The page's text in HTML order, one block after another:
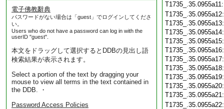
電子佛教辭典
パスワードがない場合は「guest」でログインしてくださ
い。
Users who do not have a password can log in with the
userID "guest".
本文をドラッグして選択するとDDBの見出し語
検索結果が表示されます。
Select a portion of the text by dragging your
mouse to view all terms in the text contained in
the DDB. ・
Password Access Policies